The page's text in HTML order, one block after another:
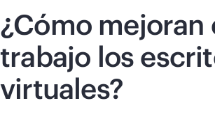
¿Cómo mejoran
trabajo los
virtuales?